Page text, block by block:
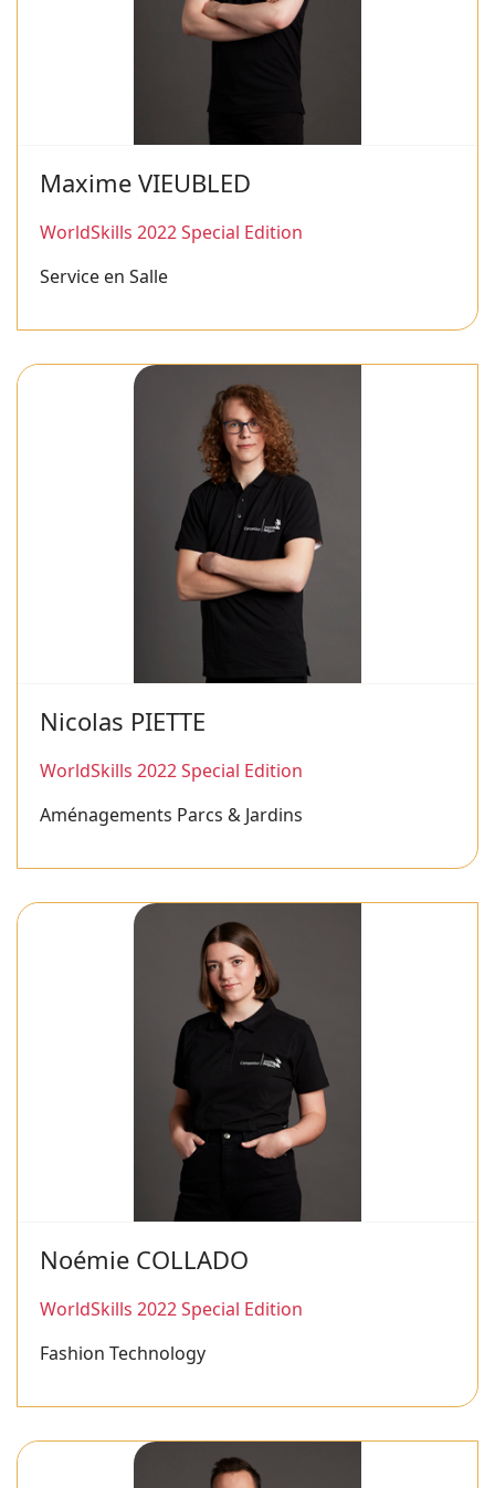
Maxime VIEUBLED
WorldSkills 2022 Special Edition
Service en Salle
Nicolas PIETTE
WorldSkills 2022 Special Edition
Aménagements Parcs & Jardins
Noémie COLLADO
WorldSkills 2022 Special Edition
Fashion Technology